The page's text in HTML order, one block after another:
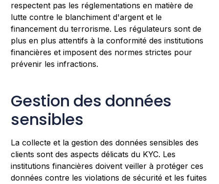
respectent pas les réglementations en matière de
lutte contre le blanchiment d'argent et le
financement du terrorisme. Les régulateurs sont de
plus en plus attentifs à la conformité des institutions
financières et imposent des normes strictes pour
prévenir les infractions.
Gestion des données
sensibles
La collecte et la gestion des données sensibles des
clients sont des aspects délicats du KYC. Les
institutions financières doivent veiller à protéger ces
données contre les violations de sécurité et les fuites